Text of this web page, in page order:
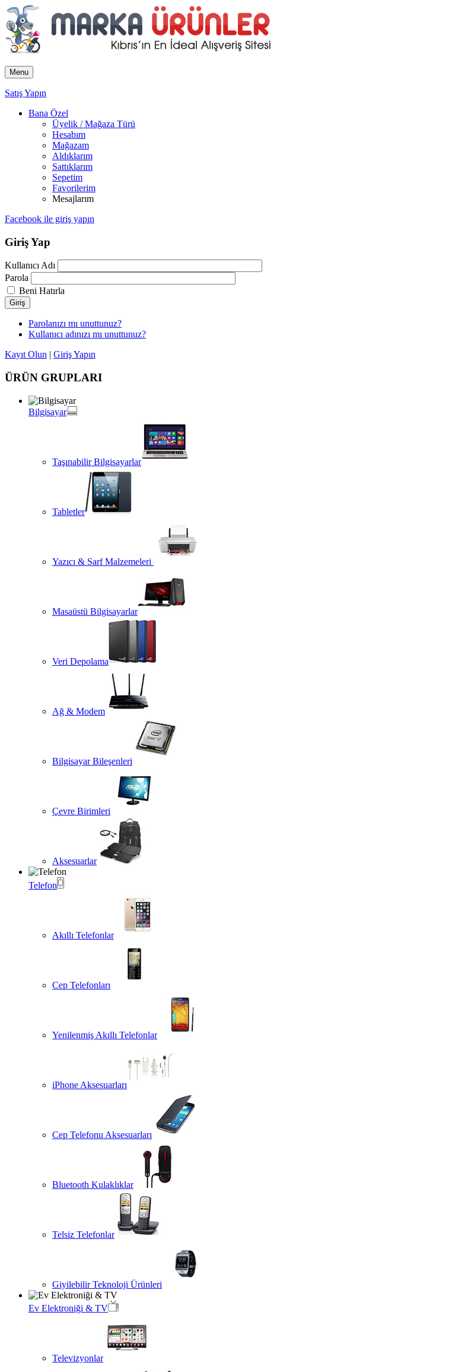
Menu
Satış Yapın
Bana Özel
Üyelik / Mağaza Türü
Hesabım
Mağazam
Aldıklarım
Sattıklarım
Sepetim
Favorilerim
Mesajlarım
Facebook ile giriş yapın
Giriş Yap
Kullanıcı Adı
Parola
Beni Hatırla
Giriş
Parolanızı mı unuttunuz?
Kullanıcı adınızı mı unuttunuz?
Kayıt Olun | Giriş Yapın
ÜRÜN GRUPLARI
Bilgisayar
Taşınabilir Bilgisayarlar
Tabletler
Yazıcı & Sarf Malzemeleri
Masaüstü Bilgisayarlar
Veri Depolama
Ağ & Modem
Bilgisayar Bileşenleri
Çevre Birimleri
Aksesuarlar
Telefon
Akıllı Telefonlar
Cep Telefonları
Yenilenmiş Akıllı Telefonlar
iPhone Aksesuarları
Cep Telefonu Aksesuarları
Bluetooth Kulaklıklar
Telsiz Telefonlar
Giyilebilir Teknoloji Ürünleri
Ev Elektroniği & TV
Televizyonlar